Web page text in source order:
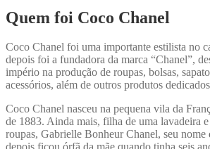
Quem foi Coco Chanel
Coco Chanel foi uma importante estilista no
depois foi a fundadora da marca “Chanel”,
império na produção de roupas, bolsas,
acessórios, além de outros produtos
Coco Chanel nasceu na pequena vila da
de 1883. Ainda mais, filha de uma lavadeira
roupas, Gabrielle Bonheur Chanel, seu nome